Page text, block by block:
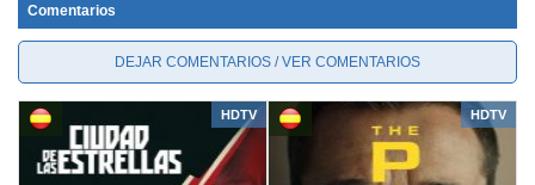
Comentarios
DEJAR COMENTARIOS / VER COMENTARIOS
HDTV HDTV